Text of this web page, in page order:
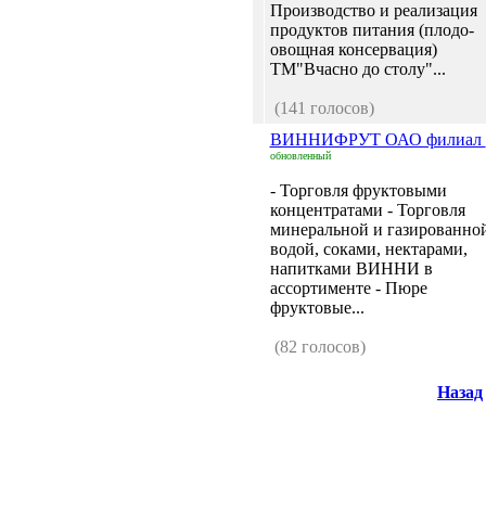
Производство и реализация
продуктов питания (плодо-
овощная консервация)
ТМ"Вчасно до столу"...
(141 голосов)
ВИННИФРУТ ОАО филиал
обновленный
- Торговля фруктовыми
концентратами - Торговля
минеральной и
водой, соками, нектарами,
напитками ВИННИ в
ассортименте - Пюре
фруктовые...
(82 голосов)
Назад